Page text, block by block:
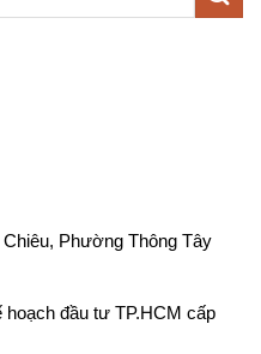
Phường Thông Tây
đầu tư TP.HCM cấp